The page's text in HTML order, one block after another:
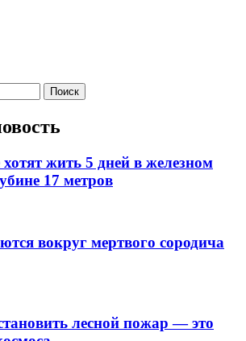
жить 5 дней в железном
17 метров
вокруг мертвого сородича
лесной пожар — это